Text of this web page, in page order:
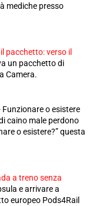
mediche presso
pacchetto: verso il
un pacchetto di
Camera.
Funzionare o esistere
caino male perdono
o esistere?” questa
a treno senza
e arrivare a
europeo Pods4Rail